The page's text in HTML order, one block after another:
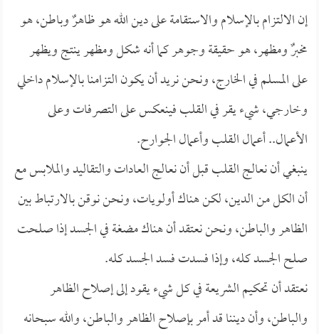
إن الالتزام بالإسلام والاستقامة على دين الله هو ظاهرٌ وباطن، هو
مخبرٌ ومظهر، هو حقيقة وجوهر كما أنه شكل ومظهر ينتج ويظهر
على المسلم في الخارج، ونحن نريد أن يكون التزامنا بالإسلام داخلي
وخارجي، شيء يقر في القلب فينعكس على التصرفات وعلى
الأعمال.. أعمال القلب وأعمال الجوارح.
ينبغي أن نعالج القلب قبل أن نعالج العادات والتقاليد والملابس مع
أن الكل من الدين، لكن هناك أولويات، ونحن نوقن بالارتباط بين
الظاهر والباطن، ونحن نعتقد أن هناك مضغة في الجسد إذا صلحت
صلح الجسد كله، وإذا فسدت فسد الجسد كله.
نعتقد أن تحكيم الشريعة في كل شيء يقود إلى إصلاح الظاهر
والباطن، وأن ديننا قد أمر بإصلاح الظاهر والباطن، والله سبحانه